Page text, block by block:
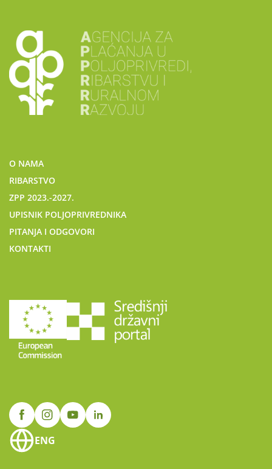
O NAMA
RIBARSTVO
ZPP 2023.-2027.
UPISNIK POLJOPRIVREDNIKA
PITANJA I ODGOVORI
KONTAKTI
ENG